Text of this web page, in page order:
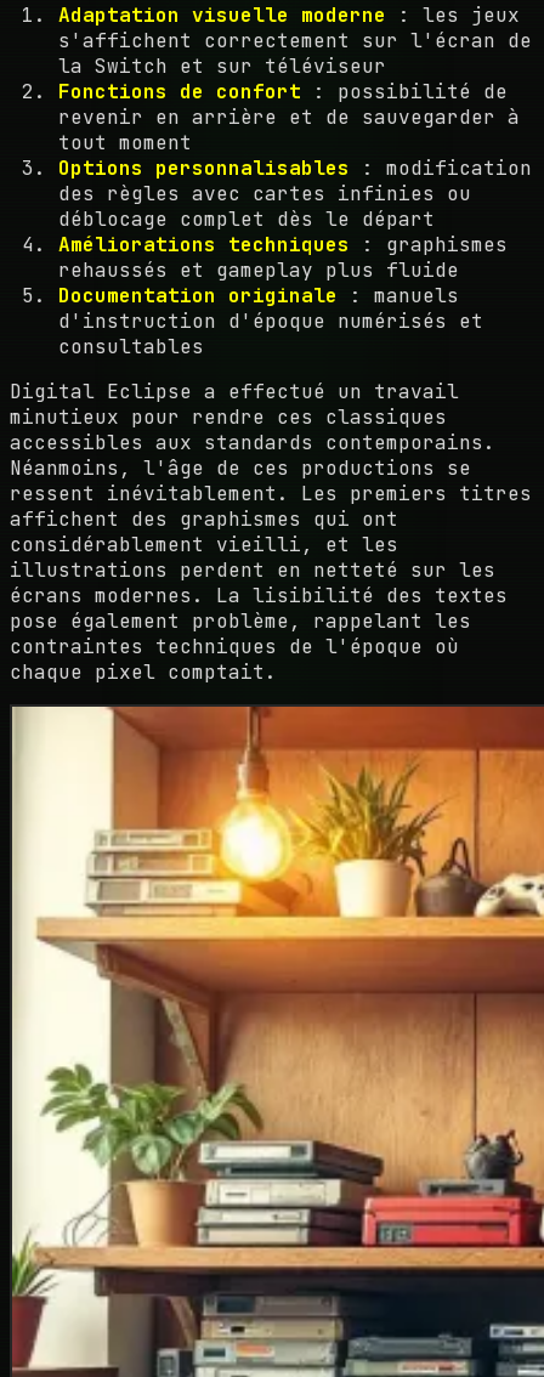
Adaptation visuelle moderne : les jeux
s'affichent correctement sur l'écran de
la Switch et sur téléviseur
Fonctions de confort : possibilité de
revenir en arrière et de sauvegarder à
tout moment
Options personnalisables : modification
des règles avec cartes infinies ou
déblocage complet dès le départ
Améliorations techniques : graphismes
rehaussés et gameplay plus fluide
Documentation originale : manuels
d'instruction d'époque numérisés et
consultables
Digital Eclipse a effectué un travail
minutieux pour rendre ces classiques
accessibles aux standards contemporains.
Néanmoins, l'âge de ces productions se
ressent inévitablement. Les premiers titres
affichent des graphismes qui ont
considérablement vieilli, et les
illustrations perdent en netteté sur les
écrans modernes. La lisibilité des textes
pose également problème, rappelant les
contraintes techniques de l'époque où
chaque pixel comptait.